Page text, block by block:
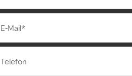
E-Mail*
Telefon